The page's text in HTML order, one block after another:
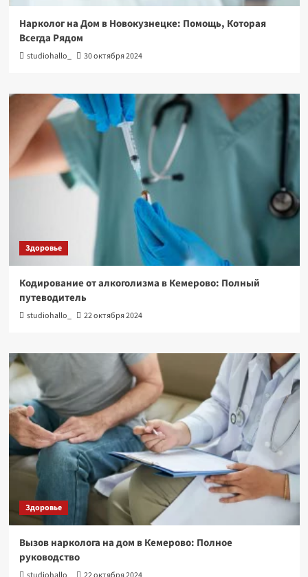
Нарколог на Дом в Новокузнецке: Помощь, Которая
Всегда Рядом
studiohallo_ 30 октября 2024
Здоровье
Кодирование от алкоголизма в Кемерово: Полный
путеводитель
studiohallo_ 22 октября 2024
Здоровье
Вызов нарколога на дом в Кемерово: Полное
руководство